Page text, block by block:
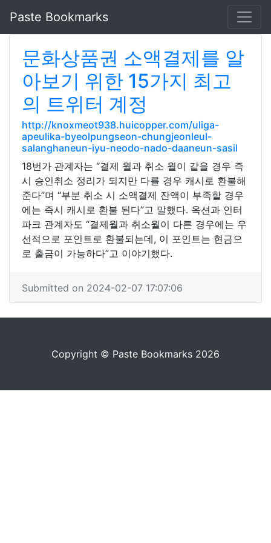
Paste Bookmarks
문화상품권 소액결제를 알
아보기 위한 15가지 최고
의 트위터 계정
http://knoxmeot938.huicopper.com/uliga-
apeulika-byeolpungseon-chungjeonleul-
salanghaneun-iyu-neodo-nado-daaneun-sasil
18번가 관계자는 “결제 월과 취소 월이 같을 경우 즉
시 승인취소 정리가 되지만 다를 경우 캐시로 환불해
준다”며 “부분 취소 시 소액결제 잔액이 부족할 경우
에는 즉시 캐시로 환불 된다”고 말했다. 옥션과 인터
파크 관계자도 “결제월과 취소월이 다른 경우에는 우
선적으로 포인트로 환불되는데, 이 포인트는 현금으
로 출금이 가능하다”고 이야기했다.
Submitted on 2024-02-07 17:07:06
Copyright © Paste Bookmarks 2026